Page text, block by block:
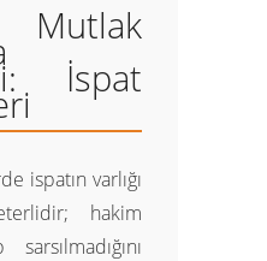
İspat
ispatın varlığı
hakim